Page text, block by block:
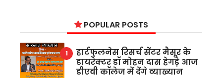
POPULAR POSTS
हार्टफुलनेस रिसर्च सेंटर मैसूर के
डायरेक्टर डॉ मोहन दास हेगड़े आज
डीएवी कॉलेज में देंगे व्याख्यान